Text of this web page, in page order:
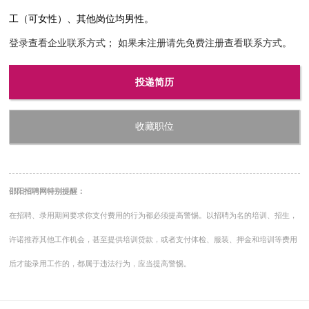
工（可女性）、其他岗位均男性。
登录查看企业联系方式 ； 如果未注册请先免费注册查看联系方式。
投递简历
收藏职位
邵阳招聘网特别提醒：
在招聘、录用期间要求你支付费用的行为都必须提高警惕。以招聘为名的培训、招生，
许诺推荐其他工作机会，甚至提供培训贷款，或者支付体检、服装、押金和培训等费用
后才能录用工作的，都属于违法行为，应当提高警惕。